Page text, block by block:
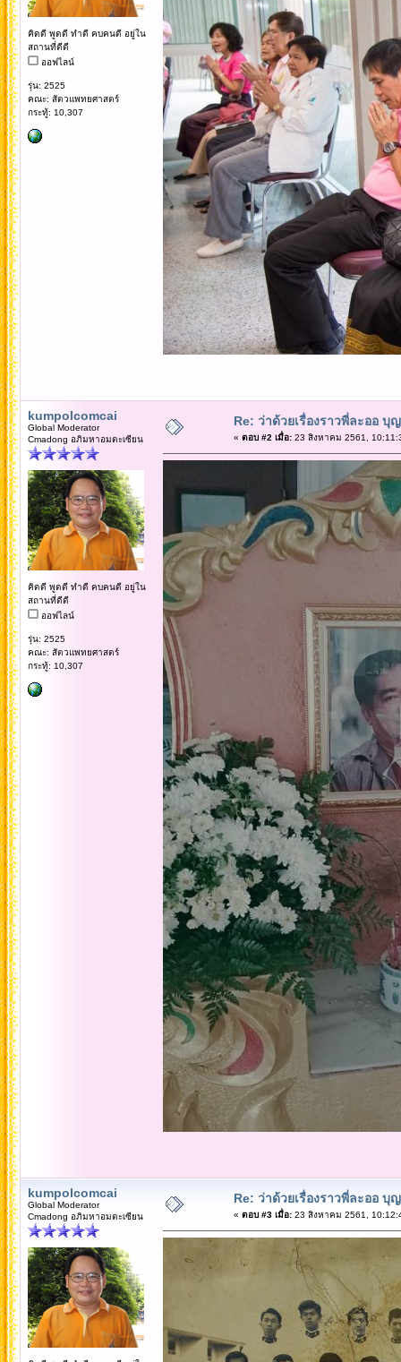
คิดดี พูดดี ทำดี คบคนดี อยู่ใน
สถานที่ดีดี
ออฟไลน์
รุ่น: 2525
คณะ: สัตวแพทยศาสตร์
กระทู้: 10,307
kumpolcomcai
Global Moderator
Cmadong อภิมหาอมตะเซียน
คิดดี พูดดี ทำดี คบคนดี อยู่ใน
สถานที่ดีดี
ออฟไลน์
รุ่น: 2525
คณะ: สัตวแพทยศาสตร์
กระทู้: 10,307
Re: ว่าด้วยเรื่องราวพี่ละออ บุ
« ตอบ #2 เมื่อ:23 สิงหาคม 2561,
kumpolcomcai
Global Moderator
Cmadong อภิมหาอมตะเซียน
Re: ว่าด้วยเรื่องราวพี่ละออ บุ
« ตอบ #3 เมื่อ:23 สิงหาคม 2561,